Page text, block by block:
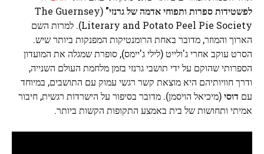
לפשטידות ספרות ותפוחי אדמה של גרנזי" (The Guernsey
Literary and Potato Peel Pie Society). למרות השם
הארוך והמוזר, מדובר באחת הרומנטיקות המפנקות ביותר שיש.
הסרט עוקב אחרי ג'ולייט (לילי ג'יימס), סופרת שמגלה את המועדון
הספרותי שהוקם על ידי תושבי גרנזי בזמן מלחמת העולם השנייה,
ודרך חוויותיהם היא מוצאת קשר רגשי עמוק עם התושבים, במיוחד
עם דוסי(מיכיאל הויסמן). מדובר בסיפור על הישרדות רגשית, חיבור
אמיתי ותחושות של בית באמצע התקופות הקשות ביותר.